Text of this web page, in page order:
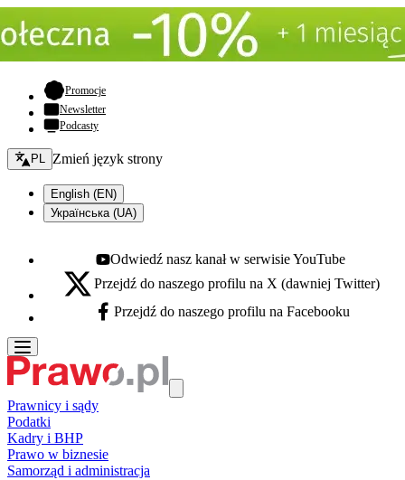
Promocje- otwiera się w nowej karcie
Newsletter
Podcasty
Zmień język - bieżący:
PL Zmień język strony
English (EN)
Українська (UA)
Youtube - otwiera się w nowej karcie
Odwiedź nasz kanał w serwisie YouTube
X - otwiera się w nowej karcie
Przejdź do naszego profilu na X (dawniej Twitter)
Facebook - otwiera się w nowej karcie
Przejdź do naszego profilu na Facebooku
Prawnicy i sądy
Podatki
Kadry i BHP
Prawo w biznesie
Samorząd i administracja